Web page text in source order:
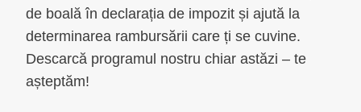
de boală în declarația de impozit și ajută la
determinarea rambursării care ți se cuvine.
Descarcă programul nostru chiar astăzi – te
așteptăm!